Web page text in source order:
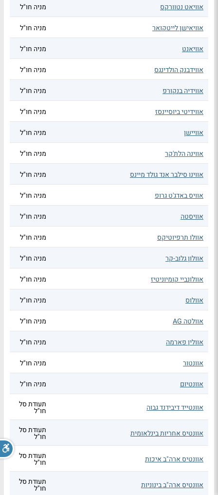
אוויאט נטוורקס מניה חו"ל
אוויאישן לייטקואר מניה חו"ל
אוויאנט מניה חו"ל
אווידבנק הולדינגס מניה חו"ל
אווידיה בנקורפ מניה חו"ל
אווידיטי ביוסיינסז מניה חו"ל
אוויישן מניה חו"ל
אווינה הלת'קר מניה חו"ל
אווינו סילבר אנד גולד מיינס מניה חו"ל
אוויס באדג'ט גרופ מניה חו"ל
אוויסטה מניה חו"ל
אוולו תרפיוטיקס מניה חו"ל
אוולון גלוב-קר מניה חו"ל
אוולונביי קומיוניטיז מניה חו"ל
אוולוס מניה חו"ל
אוולטה AG מניה חו"ל
אוולין פארמה מניה חו"ל
אוונטור מניה חו"ל
אוונטיום מניה חו"ל
אוונטייד דיבידנד גבוה תעודת סל
חו"ל
אוונטיס אחריות בינלאומית תעודת סל
חו"ל
אוונטיס ארה"ב איכות תעודת סל
חו"ל
אוונטיס ארה"ב בינוניות תעודת סל
חו"ל